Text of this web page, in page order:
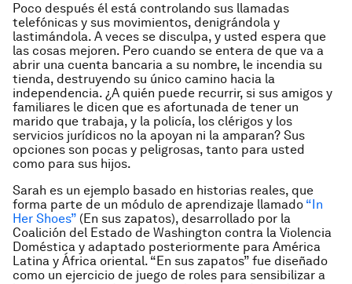
Poco después él está controlando sus llamadas
telefónicas y sus movimientos, denigrándola y
lastimándola. A veces se disculpa, y usted espera que
las cosas mejoren. Pero cuando se entera de que va a
abrir una cuenta bancaria a su nombre, le incendia su
tienda, destruyendo su único camino hacia la
independencia. ¿A quién puede recurrir, si sus amigos y
familiares le dicen que es afortunada de tener un
marido que trabaja, y la policía, los clérigos y los
servicios jurídicos no la apoyan ni la amparan? Sus
opciones son pocas y peligrosas, tanto para usted
como para sus hijos.
Sarah es un ejemplo basado en historias reales, que
forma parte de un módulo de aprendizaje llamado “In
Her Shoes” (En sus zapatos), desarrollado por la
Coalición del Estado de Washington contra la Violencia
Doméstica y adaptado posteriormente para América
Latina y África oriental. “En sus zapatos” fue diseñado
como un ejercicio de juego de roles para sensibilizar a